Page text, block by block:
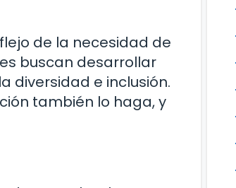
de la necesidad de
buscan desarrollar
diversidad e inclusión.
también lo haga, y